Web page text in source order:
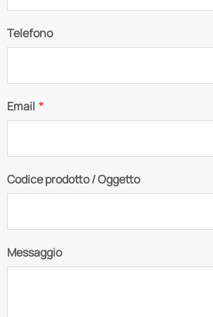
Telefono
Email *
Codice prodotto / Oggetto
Messaggio